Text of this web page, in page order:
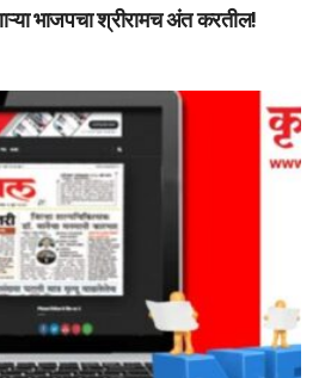
भाजपचा श्रीरामच अंत करतील!